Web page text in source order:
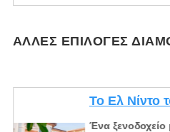
ΆΛΛΕΣ ΕΠΙΛΟΓΈΣ
Το Ελ Νίντο
Ένα